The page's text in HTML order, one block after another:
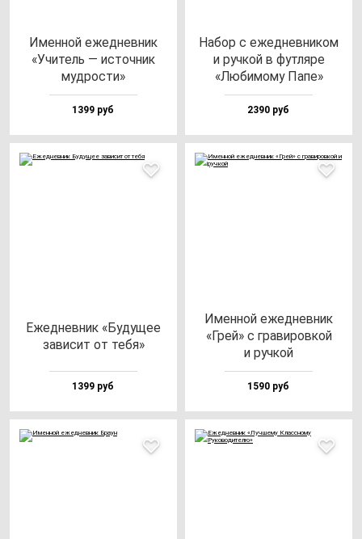
Имен­ной ежед­нев­ник
«Учи­тель — ис­точ­ник
муд­рос­ти»
1399 руб
Набор с ежед­нев­ни­ком
и руч­кой в фут­ля­ре
«Люби­мо­му Папе»
2390 руб
Ежед­нев­ник «Буду­щее
за­ви­сит от те­бя»
1399 руб
Имен­ной ежед­нев­ник
«Грей» с гра­ви­ров­кой
и руч­кой
1590 руб